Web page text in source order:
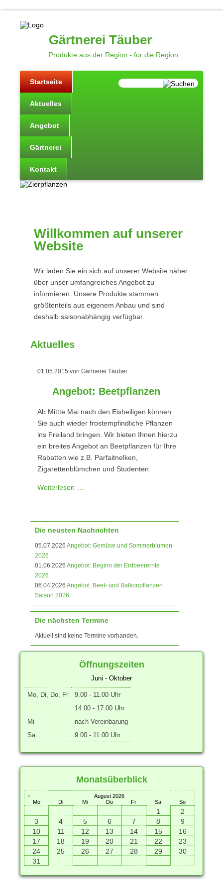
Gärtnerei Täuber
Produkte aus der Region - für die Region
Startseite
Aktuelles
Angebot
Gärtnerei
Kontakt
Willkommen auf unserer
Website
Wir laden Sie ein sich auf unserer Website näher
über unser umfangreiches Angebot zu
informieren. Unsere Produkte stammen
größtenteils aus eigenem Anbau und sind
deshalb saisonabhängig verfügbar.
Aktuelles
01.05.2015 von Gärtnerei Täuber
Angebot: Beetpflanzen
Ab Mittte Mai nach den Eisheiligen können
Sie auch wieder frostempfindliche Pflanzen
ins Freiland bringen. Wir bieten Ihnen hierzu
ein breites Angebot an Beetpflanzen für Ihre
Rabatten wie z.B. Parfaitnelken,
Zigarettenblümchen und Studenten.
Weiterlesen …
Die neusten Nachrichten
05.07.2026 Angebot: Gemüse und Sommerblumen
2026
01.06.2026 Angebot: Beginn der Erdbeerernte
2026
06.04.2026 Angebot: Beet- und Balkonpflanzen
Saison 2026
Die nächsten Termine
Aktuell sind keine Termine vorhanden.
Öffnungszeiten
Juni - Oktober
Mo, Di, Do, Fr
9.00 - 11.00 Uhr
14.00 - 17.00 Uhr
Mi
nach Vereinbarung
Sa
9.00 - 11.00 Uhr
Monatsüberblick
<
August 2026
Mo
Di Mi Do Fr Sa So
1
2
3
4 5 6 7 8
9
10
11 12 13 14 15
16
17
18 19 20 21 22
23
24
25 26 27 28 29
30
31